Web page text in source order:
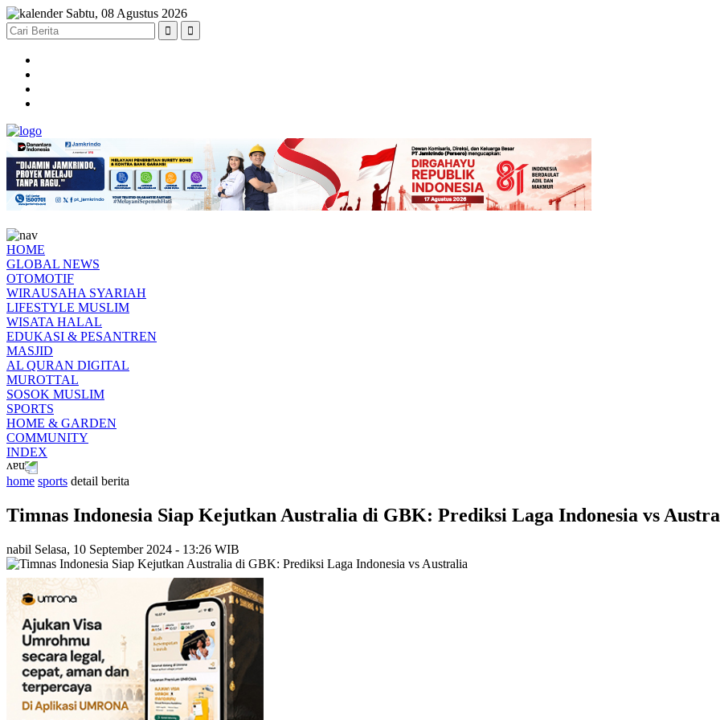
Sabtu, 08 Agustus 2026
HOME
GLOBAL NEWS
OTOMOTIF
WIRAUSAHA SYARIAH
LIFESTYLE MUSLIM
WISATA HALAL
EDUKASI & PESANTREN
MASJID
AL QURAN DIGITAL
MUROTTAL
SOSOK MUSLIM
SPORTS
HOME & GARDEN
COMMUNITY
INDEX
home sports detail berita
Timnas Indonesia Siap Kejutkan Australia di GBK: Prediksi Laga Indonesia vs
nabil Selasa, 10 September 2024 - 13:26 WIB